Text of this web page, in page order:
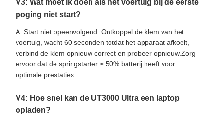
V3: Wat moet ik doen als het voertuig bij de eerste
poging niet start?
A: Start niet opeenvolgend. Ontkoppel de klem van het
voertuig, wacht 60 seconden totdat het apparaat afkoelt,
verbind de klem opnieuw correct en probeer opnieuw.Zorg
ervoor dat de springstarter ≥ 50% batterij heeft voor
optimale prestaties.
V4: Hoe snel kan de UT3000 Ultra een laptop
opladen?